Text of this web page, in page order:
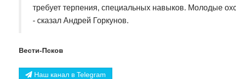
требует терпения, специальных навыков. Молодые
- сказал Андрей Горкунов.
Вести-Псков
Наш канал в Telegram